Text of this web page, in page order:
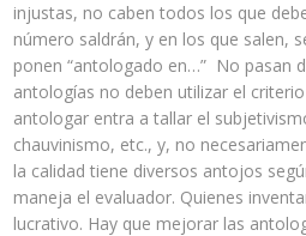
injustas, no caben todos los que
número saldrán, y en los que salen,
ponen “antologado en…” No pasan
antologías no deben utilizar el
antologar entra a tallar el
chauvinismo, etc., y, no
la calidad tiene diversos antojos
maneja el evaluador. Quienes
lucrativo. Hay que mejorar las